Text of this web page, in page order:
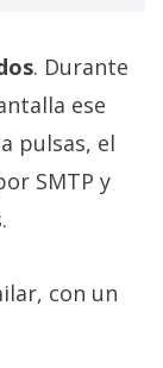
. Durante
ese
pulsas, el
SMTP y
con un